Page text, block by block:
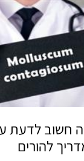
חשוב לדעת
להורים